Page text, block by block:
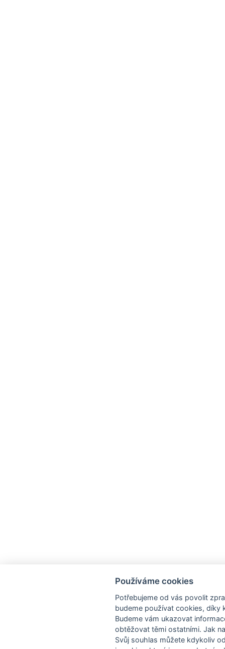
Používáme cookies
Potřebujeme od vás povolit
budeme používat cookies, díky
Budeme vám ukazovat
obtěžovat těmi ostatními. Jak
Svůj souhlas můžete kdykoliv